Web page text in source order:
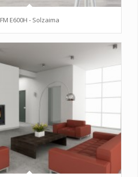
FM E600H - Solzaima